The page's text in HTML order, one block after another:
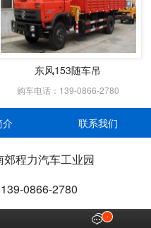
东风153随车吊
购车电话：139-0866-2780
介 联系我们
程力汽车工业园
0866-2780
 1